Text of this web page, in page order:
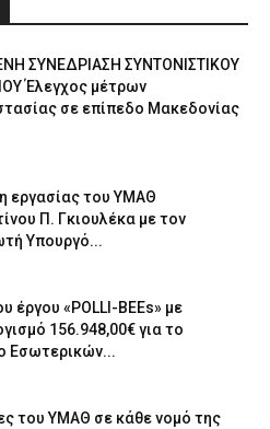
ΣΥΝΕΔΡΙΑΣΗ ΣΥΝΤΟΝΙΣΤΙΚΟΥ
Έλεγχος μέτρων
σε επίπεδο Μακεδονίας
εργασίας του ΥΜΑΘ
Π. Γκιουλέκα με τον
Υπουργό...
έργου «POLLI-BEEs» με
156.948,00€ για το
Εσωτερικών...
του ΥΜΑΘ σε κάθε νομό της